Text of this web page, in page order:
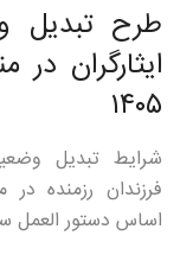
طرح تبدیل
ایثارگران
۱۴۰۵
شرایط تبدیل
فرزندان رزمنده
اساس دستور العمل سال